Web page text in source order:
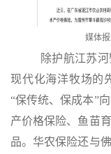
媒体
除护航江苏
现代化海洋牧场的
“保传统、保成本”
产价格保险、鱼苗
品。华农保险还与